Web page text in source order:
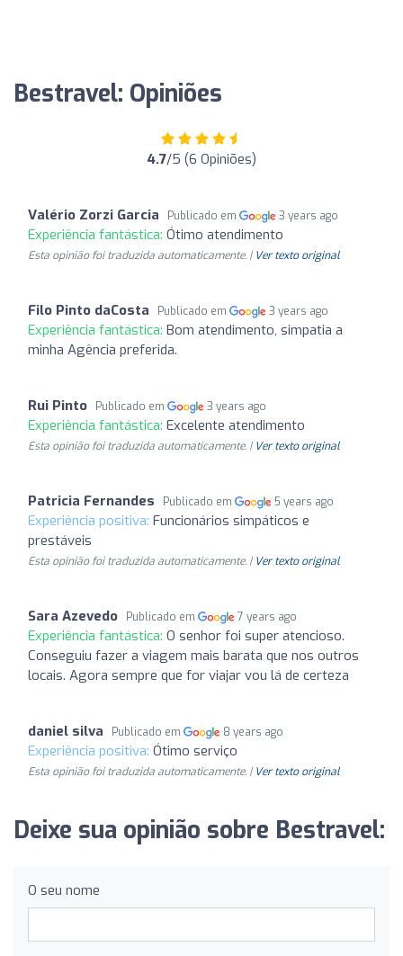
Bestravel: Opiniões
4.7/5 (6 Opiniões)
Valério Zorzi Garcia Publicado em 3 years ago
Experiência fantástica: Ótimo atendimento
Esta opinião foi traduzida automaticamente. | Ver texto original
Filo Pinto daCosta Publicado em 3 years ago
Experiência fantástica: Bom atendimento, simpatia a
minha Agência preferida.
Rui Pinto Publicado em 3 years ago
Experiência fantástica: Excelente atendimento
Esta opinião foi traduzida automaticamente. | Ver texto original
Patricia Fernandes Publicado em 5 years ago
Experiência positiva: Funcionários simpáticos e
prestáveis
Esta opinião foi traduzida automaticamente. | Ver texto original
Sara Azevedo Publicado em 7 years ago
Experiência fantástica: O senhor foi super atencioso.
Conseguiu fazer a viagem mais barata que nos outros
locais. Agora sempre que for viajar vou lá de certeza
daniel silva Publicado em 8 years ago
Experiência positiva: Ótimo serviço
Esta opinião foi traduzida automaticamente. | Ver texto original
Deixe sua opinião sobre Bestravel:
O seu nome